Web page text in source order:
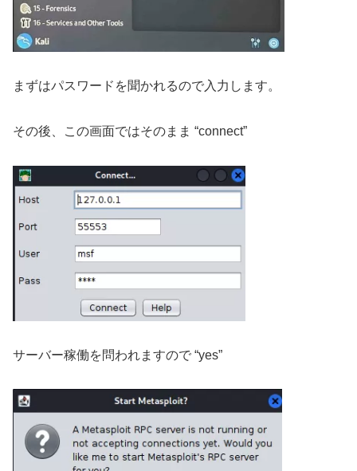
まずはパスワードを聞かれるので入力します。
その後、この画面ではそのまま “connect”
サーバー稼働を問われますので “yes”